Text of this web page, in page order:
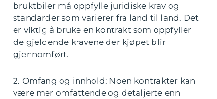
bruktbiler må oppfylle juridiske krav og
standarder som varierer fra land til land. Det
er viktig å bruke en kontrakt som oppfyller
de gjeldende kravene der kjøpet blir
gjennomført.
2. Omfang og innhold: Noen kontrakter kan
være mer omfattende og detaljerte enn